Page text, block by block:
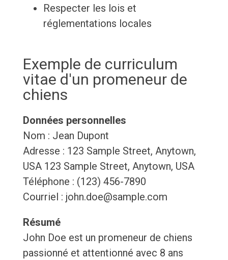
Respecter les lois et
réglementations locales
Exemple de curriculum
vitae d'un promeneur de
chiens
Données personnelles
Nom : Jean Dupont
Adresse : 123 Sample Street, Anytown,
USA 123 Sample Street, Anytown, USA
Téléphone : (123) 456-7890
Courriel : john.doe@sample.com
Résumé
John Doe est un promeneur de chiens
passionné et attentionné avec 8 ans